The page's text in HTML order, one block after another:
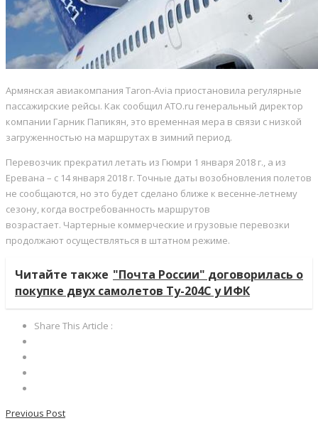
Армянская авиакомпания Taron-Avia приостановила регулярные
пассажирские рейсы. Как сообщил ATO.ru генеральный директор
компании Гарник Папикян, это временная мера в связи с низкой
загруженностью на маршрутах в зимний период.
Перевозчик прекратил летать из Гюмри 1 января 2018 г., а из
Еревана – с 14 января 2018 г. Точные даты возобновления полетов
не сообщаются, но это будет сделано ближе к весенне-летнему
сезону, когда востребованность маршрутов
возрастает. Чартерные коммерческие и грузовые перевозки
продолжают осуществляться в штатном режиме.
Читайте также "Почта России" договорилась о
покупке двух самолетов Ту-204С у ИФК
Share This Article :
Previous Post